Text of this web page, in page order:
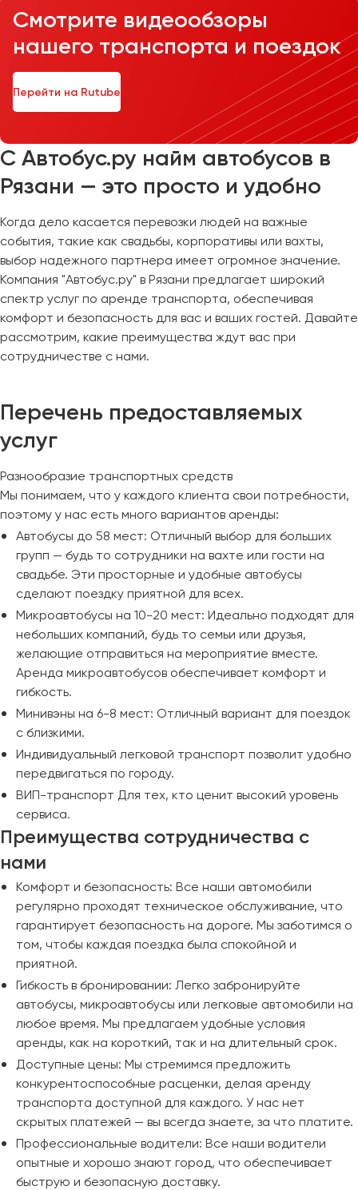
Смотрите видеообзоры
нашего транспорта и поездок
Перейти на Rutube
С Автобус.ру найм автобусов в
Рязани — это просто и удобно
Когда дело касается перевозки людей на важные
события, такие как свадьбы, корпоративы или вахты,
выбор надежного партнера имеет огромное значение.
Компания "Автобус.ру" в Рязани предлагает широкий
спектр услуг по аренде транспорта, обеспечивая
комфорт и безопасность для вас и ваших гостей. Давайте
рассмотрим, какие преимущества ждут вас при
сотрудничестве с нами.
Перечень предоставляемых
услуг
Разнообразие транспортных средств
Мы понимаем, что у каждого клиента свои потребности,
поэтому у нас есть много вариантов аренды:
Автобусы до 58 мест: Отличный выбор для больших
групп — будь то сотрудники на вахте или гости на
свадьбе. Эти просторные и удобные автобусы
сделают поездку приятной для всех.
Микроавтобусы на 10-20 мест: Идеально подходят для
небольших компаний, будь то семьи или друзья,
желающие отправиться на мероприятие вместе.
Аренда микроавтобусов обеспечивает комфорт и
гибкость.
Минивэны на 6-8 мест: Отличный вариант для поездок
с близкими.
Индивидуальный легковой транспорт позволит удобно
передвигаться по городу.
ВИП-транспорт Для тех, кто ценит высокий уровень
сервиса.
Преимущества сотрудничества с
нами
Комфорт и безопасность: Все наши автомобили
регулярно проходят техническое обслуживание, что
гарантирует безопасность на дороге. Мы заботимся о
том, чтобы каждая поездка была спокойной и
приятной.
Гибкость в бронировании: Легко забронируйте
автобусы, микроавтобусы или легковые автомобили на
любое время. Мы предлагаем удобные условия
аренды, как на короткий, так и на длительный срок.
Доступные цены: Мы стремимся предложить
конкурентоспособные расценки, делая аренду
транспорта доступной для каждого. У нас нет
скрытых платежей — вы всегда знаете, за что платите.
Профессиональные водители: Все наши водители
опытные и хорошо знают город, что обеспечивает
быструю и безопасную доставку.